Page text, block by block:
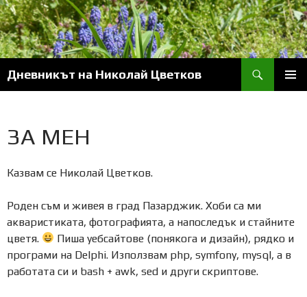
Skip
to
content
Дневникът на Николай Цветков
ЗА МЕН
Казвам се Николай Цветков.
Роден съм и живея в град Пазарджик. Хоби са ми
акваристиката, фотографията, а напоследък и стайните
цветя.
Пиша уебсайтове (понякога и дизайн), рядко и
програми на Delphi. Използвам php, symfony, mysql, а в
работата си и bash + awk, sed и други скриптове.